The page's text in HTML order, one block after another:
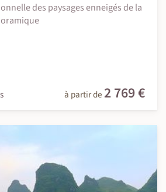
des paysages enneigés de la
à partir de 2 769 €